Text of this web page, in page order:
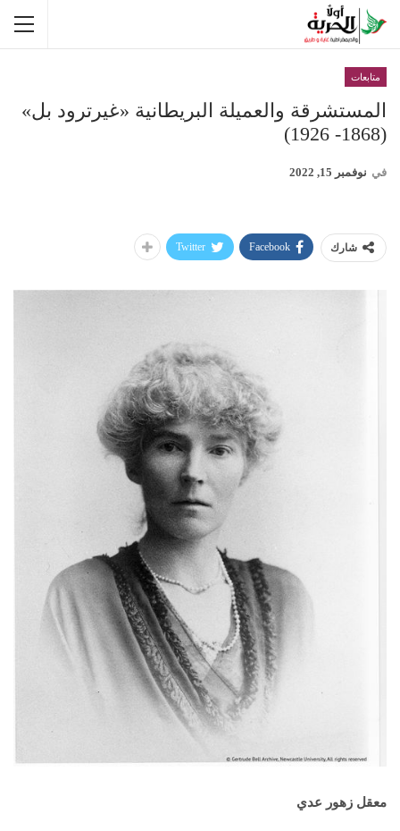
متابعات
المستشرقة والعميلة البريطانية «غيرترود بل»
(1868- 1926)
في نوفمبر 15, 2022
شارك Facebook
Twitter
معقل زهور عدي